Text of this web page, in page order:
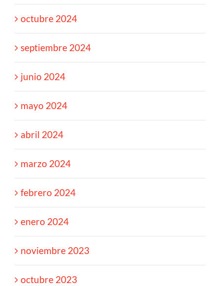
octubre 2024
septiembre 2024
junio 2024
mayo 2024
abril 2024
marzo 2024
febrero 2024
enero 2024
noviembre 2023
octubre 2023